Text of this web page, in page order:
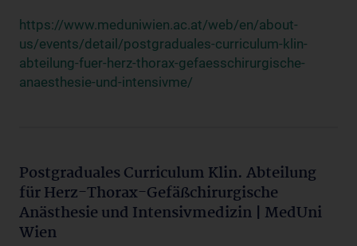
https://www.meduniwien.ac.at/web/en/about-
us/events/detail/postgraduales-curriculum-klin-
abteilung-fuer-herz-thorax-gefaesschirurgische-
anaesthesie-und-intensivme/
Postgraduales Curriculum Klin. Abteilung
für Herz-Thorax-Gefäßchirurgische
Anästhesie und Intensivmedizin | MedUni
Wien